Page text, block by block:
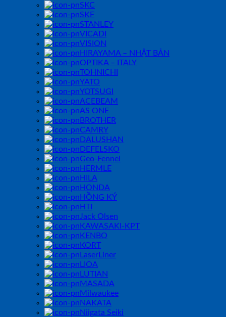
SKC
SKF
STANLEY
VICADI
VISION
HIRAYAMA – NHẬT BẢN
OPTIKA – ITALY
TOHNICHI
YATO
YOTSUGI
ACEBEAM
AS ONE
BROTHER
CAMRY
DALUSHAN
DEFELSKO
Geo-Fennel
HERMLE
HILA
HONDA
HỒNG KÝ
HTI
Jack Olsen
KAWASAKI-KPT
KENBO
KORT
LaserLiner
LIOA
LUTIAN
MASADA
Milwaukee
NAKATA
Niigata Seiki